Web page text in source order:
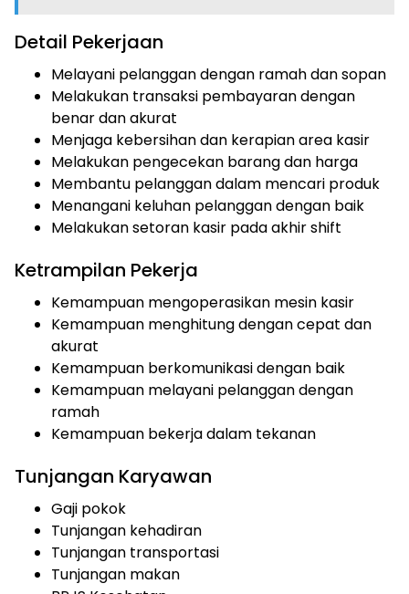
Detail Pekerjaan
Melayani pelanggan dengan ramah dan sopan
Melakukan transaksi pembayaran dengan
benar dan akurat
Menjaga kebersihan dan kerapian area kasir
Melakukan pengecekan barang dan harga
Membantu pelanggan dalam mencari produk
Menangani keluhan pelanggan dengan baik
Melakukan setoran kasir pada akhir shift
Ketrampilan Pekerja
Kemampuan mengoperasikan mesin kasir
Kemampuan menghitung dengan cepat dan
akurat
Kemampuan berkomunikasi dengan baik
Kemampuan melayani pelanggan dengan
ramah
Kemampuan bekerja dalam tekanan
Tunjangan Karyawan
Gaji pokok
Tunjangan kehadiran
Tunjangan transportasi
Tunjangan makan